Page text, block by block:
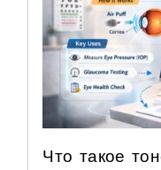
Что такое